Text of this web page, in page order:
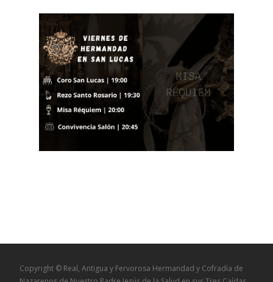
Copyright © Real, Antigua y Fervorosa Hermandad y Cofradía de